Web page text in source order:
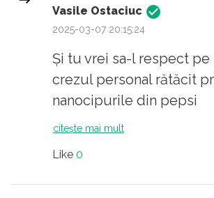
Vasile Ostaciuc
2025-03-07 20:15:24
Și tu vrei sa-l respect
crezul personal rătăcit
nanocipurile din pepsi
citește mai mult
Like 0